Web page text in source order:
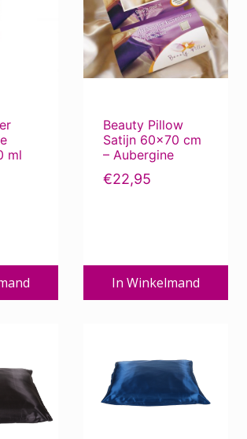
ml
Beauty Pillow
Satijn 60×70 cm
– Aubergine
€22,95
In Winkelmand